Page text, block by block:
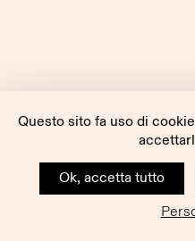
Questo sito fa uso di
Ok, accetta tutto